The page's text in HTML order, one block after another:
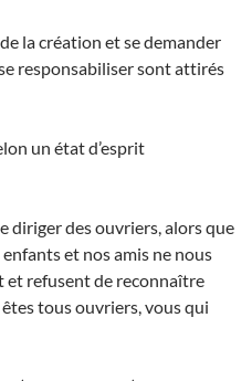
la création et se demander
responsabiliser sont attirés
un état d’esprit
diriger des ouvriers, alors que
et nos amis ne nous
et refusent de reconnaître
tous ouvriers, vous qui